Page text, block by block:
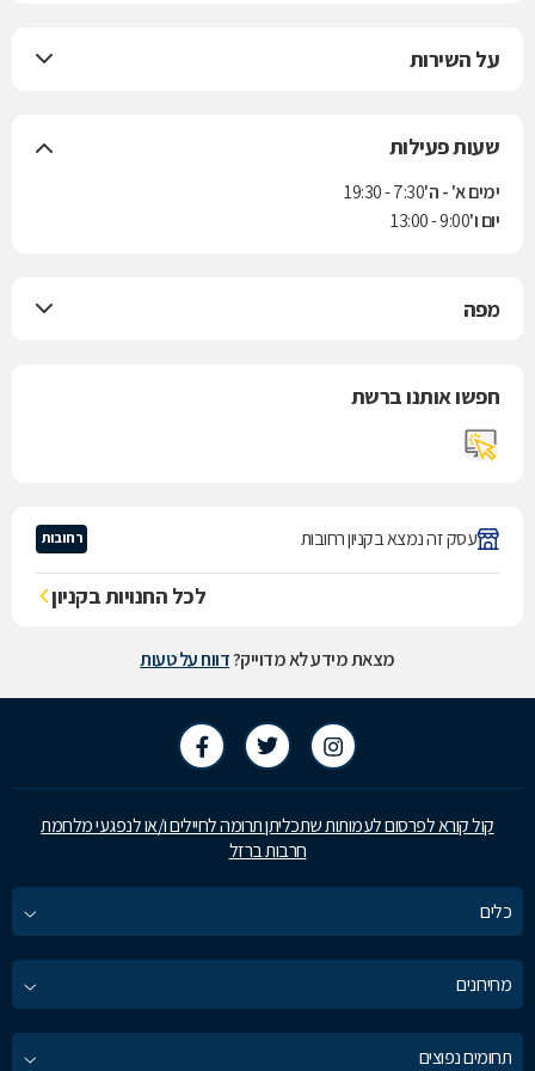
על השירות
שעות פעילות
ימים א' - ה'7:30 - 19:30
יום ו'9:00 - 13:00
מפה
חפשו אותנו ברשת
עסק זה נמצא בקניון רחובות רחובות
לכל החנויות בקניון
מצאת מידע לא מדוייק?דווח על טעות
קול קורא לפרסום לעמותות שתכליתן תרומה לחיילים ו/או לנפגעי מלחמת
חרבות ברזל
כלים
מחירונים
תחומים נפוצים